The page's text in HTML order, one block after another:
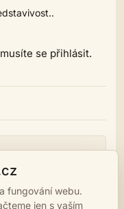
se přihlásit.
NÁSLEDUJÍCÍ DÍLO →
fungování webu.
jen s vaším